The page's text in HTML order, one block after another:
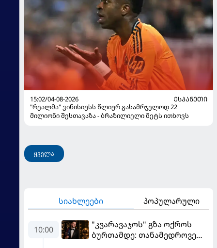
15:02/04-08-2026
ᲔᲡᲞᲐᲜᲔᲗᲘ
"რეალმა" ვინისიუსს წლიურ გასამრჯელოდ 22
მილიონი შესთავაზა - ბრაზილიელი მეტს ითხოვს
ყველა
სიახლეები პოპულარული
10:00
"კვარავაჯოს" გზა ოქროს
ბურთამდე: თანამედროვე